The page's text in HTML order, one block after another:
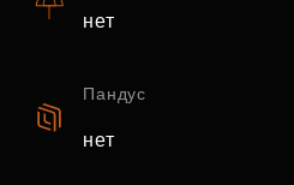
нет
Пандус
нет